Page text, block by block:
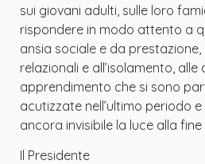
sui giovani adulti, sulle loro
rispondere in modo attento a
ansia sociale e da
relazionali e all’isolamento,
apprendimento che si sono
acutizzate nell’ultimo periodo
ancora invisibile la luce alla fine
Il Presidente